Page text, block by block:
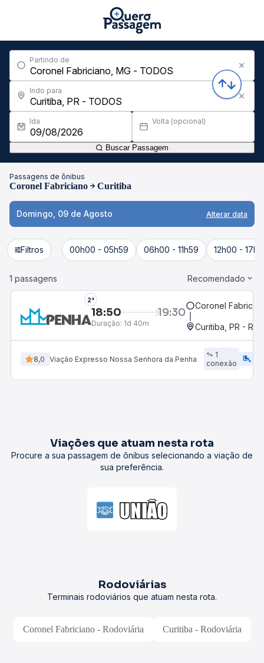
Partindo de
Indo para
Ida Volta (opcional)
Buscar Passagem
Passagens de ônibus
Coronel Fabriciano Curitiba
Domingo, 09 de Agosto Alterar data
Filtros 00h00 - 05h59 06h00 - 11h59 12h00 -
1 passagens Recomendado
2°
18:50 19:30
Duração: 1d 40m
Coronel
Curitiba, PR -
8,0 Viação Expresso Nossa Senhora da Penha
1
conexão
airline_seat_legroom_extra
Viações que atuam nesta rota
Procure a sua passagem de ônibus selecionando a viação de
sua preferência.
Rodoviárias
Terminais rodoviários que atuam nesta rota.
Coronel Fabriciano - Rodoviária Curitiba - Rodoviária